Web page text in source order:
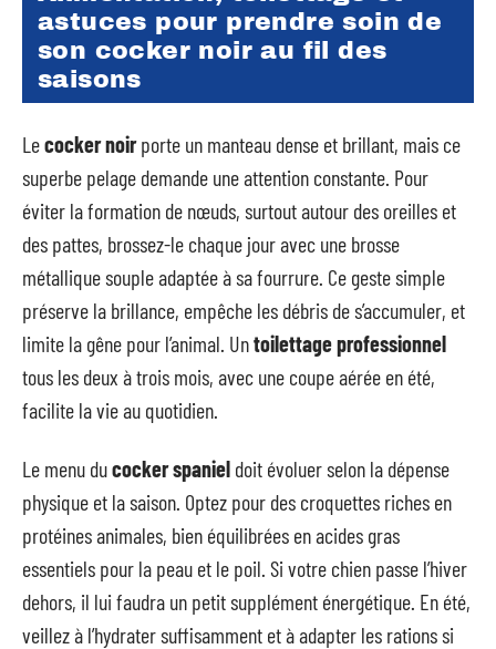
astuces pour prendre soin de
son cocker noir au fil des
saisons
Lecocker noirporte un manteau dense et brillant, mais ce
superbe pelage demande une attention constante. Pour
éviter la formation de nœuds, surtout autour des oreilles et
des pattes, brossez-le chaque jour avec une brosse
métallique souple adaptée à sa fourrure. Ce geste simple
préserve la brillance, empêche les débris de s’accumuler, et
limite la gêne pour l’animal. Untoilettage professionnel
tous les deux à trois mois, avec une coupe aérée en été,
facilite la vie au quotidien.
Le menu ducocker spaniel doit évoluer selon la dépense
physique et la saison. Optez pour des croquettes riches en
protéines animales, bien équilibrées en acides gras
essentiels pour la peau et le poil. Si votre chien passe l’hiver
dehors, il lui faudra un petit supplément énergétique. En été,
veillez à l’hydrater suffisamment et à adapter les rations si